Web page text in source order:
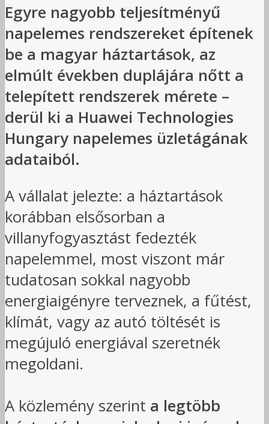
Egyre nagyobb teljesítményű
napelemes rendszereket építenek
be a magyar háztartások, az
elmúlt években duplájára nőtt a
telepített rendszerek mérete –
derül ki a Huawei Technologies
Hungary napelemes üzletágának
adataiból.
A vállalat jelezte: a háztartások
korábban elsősorban a
villanyfogyasztást fedezték
napelemmel, most viszont már
tudatosan sokkal nagyobb
energiaigényre terveznek, a fűtést,
klímát, vagy az autó töltését is
megújuló energiával szeretnék
megoldani.
A közlemény szerint a legtöbb